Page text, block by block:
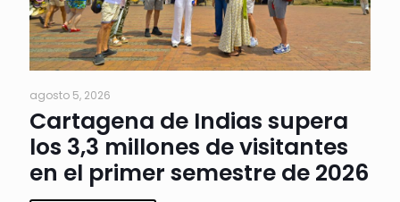
agosto 5, 2026
Cartagena de Indias supera
los 3,3 millones de visitantes
en el primer semestre de 2026